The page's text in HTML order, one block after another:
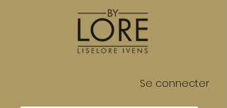
Se connecter